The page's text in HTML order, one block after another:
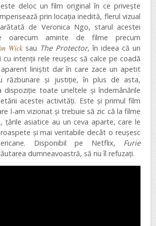
deloc un film original în ce privește
prin locația inedită, flerul vizual
de Veronica Ngo, starul acestei
oarecum aminte de filme precum
Wicksau The Protector, în ideea că un
intenții rele reușesc să calce pe coadă
liniștit dar în care zace un apetit
răzbunare și justiție, în plus de asta,
dispoziție toate uneltele și îndemânările
acestei activități. Este și primul film
l-am vizionat și trebuie să zic că la filme
țările asiatice au un ceva aparte, care le
și mai veritabile decât o reușesc
Disponibil pe Netflix, Furie
dumneavoastră, să nu îl refuzați.